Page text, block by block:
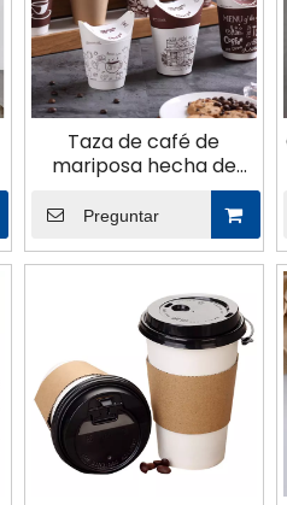
Taza de café de
mariposa hecha de
papel plegado y
planchado
Preguntar